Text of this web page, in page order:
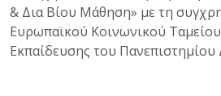
& Δια Βίου Μάθηση» με τη
Ευρωπαϊκού Κοινωνικού
Εκπαίδευσης του Πανεπιστημίου